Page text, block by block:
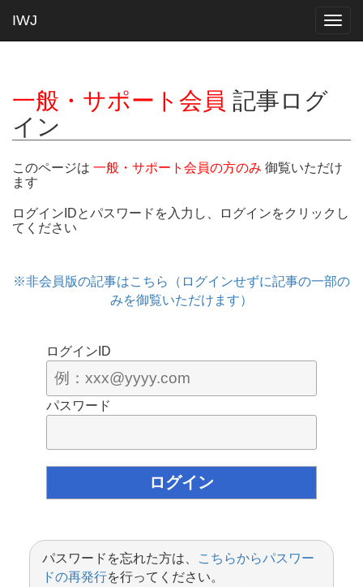
IWJ
一般・サポート会員 記事ログ
イン
このページは 一般・サポート会員の方のみ 御覧いただけ
ます
ログインIDとパスワードを入力し、ログインをクリックし
てください
※非会員版の記事はこちら（ログインせずに記事の一部の
みを御覧いただけます）
ログインID
パスワード
パスワードを忘れた方は、
こちらからパスワー
ドの再発行を行ってください。